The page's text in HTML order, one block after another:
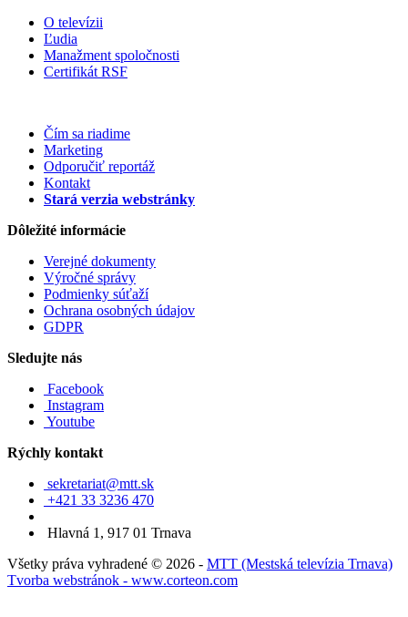
O televízii
Ľudia
Manažment spoločnosti
Certifikát RSF
Čím sa riadime
Marketing
Odporučiť reportáž
Kontakt
Stará verzia webstránky
Dôležité informácie
Verejné dokumenty
Výročné správy
Podmienky súťaží
Ochrana osobných údajov
GDPR
Sledujte nás
Facebook
Instagram
Youtube
Rýchly kontakt
sekretariat@mtt.sk
+421 33 3236 470
Hlavná 1, 917 01 Trnava
Všetky práva vyhradené © 2026 - MTT (Mestská televízia Trnava)
Tvorba webstránok - www.corteon.com